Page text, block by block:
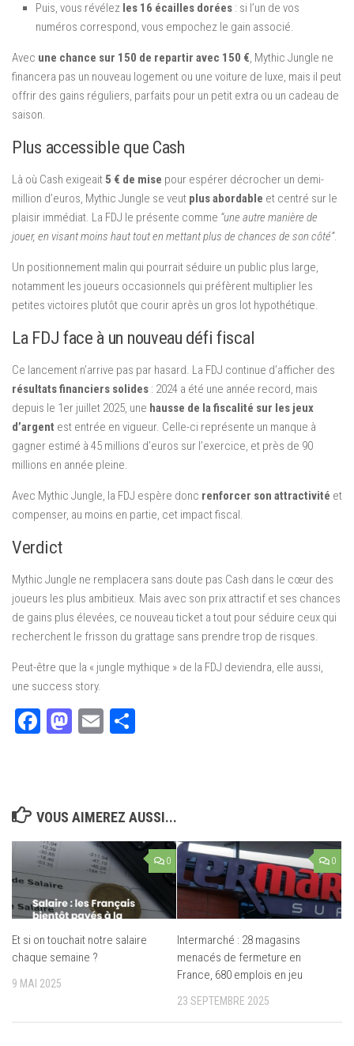
Puis, vous révélez les 16 écailles dorées : si l’un de vos
numéros correspond, vous empochez le gain associé.
Avec une chance sur 150 de repartir avec 150 €, Mythic Jungle ne
financera pas un nouveau logement ou une voiture de luxe, mais il peut
offrir des gains réguliers, parfaits pour un petit extra ou un cadeau de
saison.
Plus accessible que Cash
Là où Cash exigeait 5 € de mise pour espérer décrocher un demi-
million d’euros, Mythic Jungle se veut plus abordable et centré sur le
plaisir immédiat. La FDJ le présente comme “une autre manière de
jouer, en visant moins haut tout en mettant plus de chances de son côté”.
Un positionnement malin qui pourrait séduire un public plus large,
notamment les joueurs occasionnels qui préfèrent multiplier les
petites victoires plutôt que courir après un gros lot hypothétique.
La FDJ face à un nouveau défi fiscal
Ce lancement n’arrive pas par hasard. La FDJ continue d’afficher des
résultats financiers solides : 2024 a été une année record, mais
depuis le 1er juillet 2025, une hausse de la fiscalité sur les jeux
d’argent est entrée en vigueur. Celle-ci représente un manque à
gagner estimé à 45 millions d’euros sur l’exercice, et près de 90
millions en année pleine.
Avec Mythic Jungle, la FDJ espère donc renforcer son attractivité et
compenser, au moins en partie, cet impact fiscal.
Verdict
Mythic Jungle ne remplacera sans doute pas Cash dans le cœur des
joueurs les plus ambitieux. Mais avec son prix attractif et ses chances
de gains plus élevées, ce nouveau ticket a tout pour séduire ceux qui
recherchent le frisson du grattage sans prendre trop de risques.
Peut-être que la « jungle mythique » de la FDJ deviendra, elle aussi,
une success story.
Facebook
Mastodon
Email
VOUS AIMEREZ AUSSI...
0
Et si on touchait notre salaire
chaque semaine ?
9 MAI 2025
0
Intermarché : 28 magasins
menacés de fermeture en
France, 680 emplois en jeu
23 SEPTEMBRE 2025